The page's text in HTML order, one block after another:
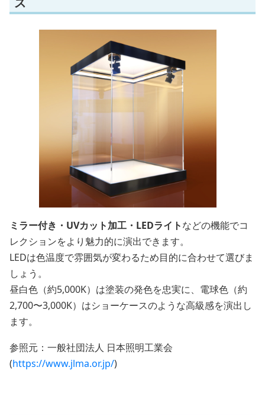
ミラー付き・UVカット加工・LEDライトなどの機能でコ
レクションをより魅力的に演出できます。
LEDは色温度で雰囲気が変わるため目的に合わせて選びま
しょう。
昼白色（約5,000K）は塗装の発色を忠実に、電球色（約
2,700〜3,000K）はショーケースのような高級感を演出し
ます。
参照元：一般社団法人 日本照明工業会
(https://www.jlma.or.jp/)